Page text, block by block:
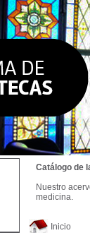
Inicio
Catálogo de
Nuestro
medicina.